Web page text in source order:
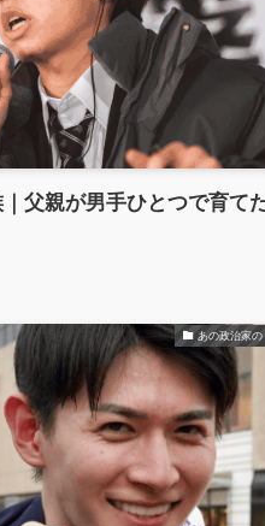
父親が男手ひとつで育て
あの政治家の